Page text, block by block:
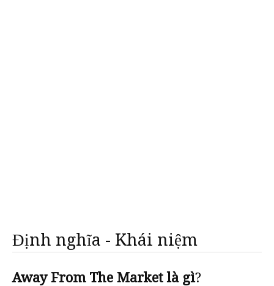
Định nghĩa - Khái niệm
Away From The Market là gì?